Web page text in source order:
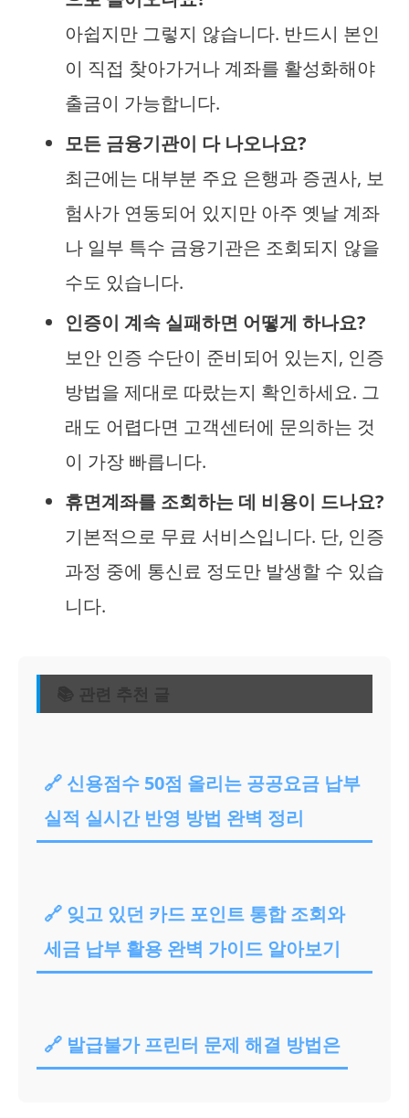
아쉽지만 그렇지 않습니다. 반드시 본인
이 직접 찾아가거나 계좌를 활성화해야
출금이 가능합니다.
모든 금융기관이 다 나오나요?
최근에는 대부분 주요 은행과 증권사, 보
험사가 연동되어 있지만 아주 옛날 계좌
나 일부 특수 금융기관은 조회되지 않을
수도 있습니다.
인증이 계속 실패하면 어떻게 하나요?
보안 인증 수단이 준비되어 있는지, 인증
방법을 제대로 따랐는지 확인하세요. 그
래도 어렵다면 고객센터에 문의하는 것
이 가장 빠릅니다.
휴면계좌를 조회하는 데 비용이 드나요?
기본적으로 무료 서비스입니다. 단, 인증
과정 중에 통신료 정도만 발생할 수 있습
니다.
📚 관련 추천 글
🔗 신용점수 50점 올리는 공공요금 납부
실적 실시간 반영 방법 완벽 정리
🔗 잊고 있던 카드 포인트 통합 조회와
세금 납부 활용 완벽 가이드 알아보기
🔗 발급불가 프린터 문제 해결 방법은